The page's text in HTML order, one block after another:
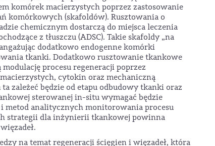
komórek macierzystych poprzez zastosowanie
(skafoldów). Rusztowania o
chemicznym dostarczą do miejsca leczenia
z tłuszczu (ADSC). Takie skafoldy „na
dodatkowo endogenne komórki
tkanki. Dodatkowo rusztowanie tkankowe
procesu regeneracji poprzez
cytokin oraz mechaniczną
zależeć będzie od etapu odbudowy tkanki oraz
sterowanej in-situ wymagać będzie
analitycznych monitorowania procesu
strategii dla inżynierii tkankowej powinna
na temat regeneracji ścięgien i więzadeł, która